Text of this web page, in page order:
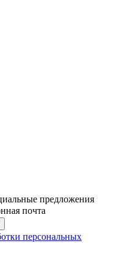
предложения
почта
персональных